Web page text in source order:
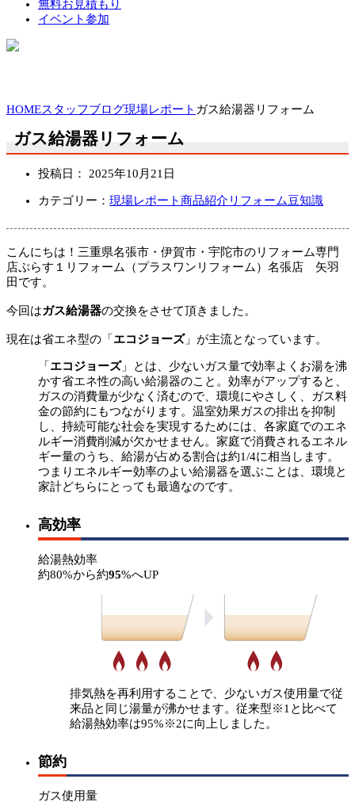
無料お見積もり
イベント参加
HOMEスタッフブログ現場レポート ガス給湯器リフォーム
ガス給湯器リフォーム
投稿日： 2025年10月21日
カテゴリー： 現場レポート商品紹介 リフォーム豆知識
こんにちは！三重県名張市・伊賀市・宇陀市のリフォーム専門
店ぷらす１リフォーム（プラスワンリフォーム）名張店 矢羽
田です。
今回はガス給湯器の交換をさせて頂きました。
現在は省エネ型の「 エコジョーズ」が主流となっています。
「 エコジョーズ」とは、少ないガス量で効率よくお湯を沸
かす省エネ性の高い給湯器のこと。効率がアップすると、
ガスの消費量が少なく済むので、環境にやさしく、ガス料
金の節約にもつながります。温室効果ガスの排出を抑制
し、持続可能な社会を実現するためには、各家庭でのエネ
ルギー消費削減が欠かせません。家庭で消費されるエネル
ギー量のうち、給湯が占める割合は約1/4に相当します。
つまりエネルギー効率のよい給湯器を選ぶことは、環境と
家計どちらにとっても最適なのです。
高効率
給湯熱効率
約80%から約95%へUP
排気熱を再利用することで、少ないガス使用量で従
来品と同じ湯量が沸かせます。従来型※1 と比べて
給湯熱効率は95%※2に向上しました。
節約
ガス使用量